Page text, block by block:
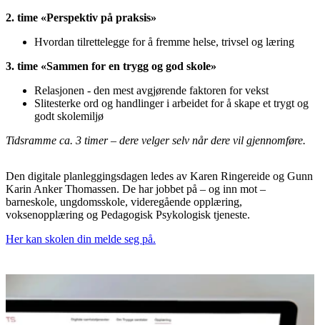
2. time «Perspektiv på praksis»
Hvordan tilrettelegge for å fremme helse, trivsel og læring
3. time «Sammen for en trygg og god skole»
Relasjonen - den mest avgjørende faktoren for vekst
Slitesterke ord og handlinger i arbeidet for å skape et trygt og
godt skolemiljø
Tidsramme ca. 3 timer – dere velger selv når dere vil gjennomføre.
Den digitale planleggingsdagen ledes av Karen Ringereide og Gunn
Karin Anker Thomassen. De har jobbet på – og inn mot –
barneskole, ungdomsskole, videregående opplæring,
voksenopplæring og Pedagogisk Psykologisk tjeneste.
Her kan skolen din melde seg på.
Flere nyheter